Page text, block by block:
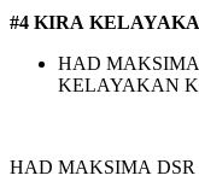
#4 KIRA
HAD
KELAYAKAN
HAD MAKSIMA DSR